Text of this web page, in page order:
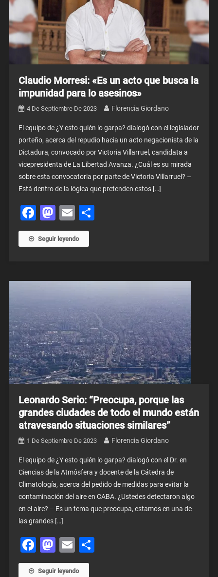
Claudio Morresi: «Es un acto que busca la
impunidad para lo asesinos»
4 De Septiembre De 2023 Florencia Giordano
El equipo de ¿Y esto quién lo garpa? dialogó con el legislador
porteño, acerca del repudio hacia un acto negacionista de la
Dictadura, convocado por Victoria Villarruel, candidata a
vicepresidenta de La Libertad Avanza. ¿Cuál es su mirada
sobre esta convocatoria por parte de Victoria Villarruel? –
Está dentro de la lógica que pretenden estos […]
Facebook
Mastodon
EmailShare
Seguir leyendo
Leonardo Serio: “Preocupa, porque las
grandes ciudades de todo el mundo están
atravesando situaciones similares”
1 De Septiembre De 2023 Florencia Giordano
El equipo de ¿Y esto quién lo garpa? dialogó con el Dr. en
Ciencias de la Atmósfera y docente de la Cátedra de
Climatología, acerca del pedido de medidas para evitar la
contaminación del aire en CABA. ¿Ustedes detectaron algo
en el aire? – Es un tema que preocupa, estamos en una de
las grandes […]
Facebook
Mastodon
Email
Seguir leyendo